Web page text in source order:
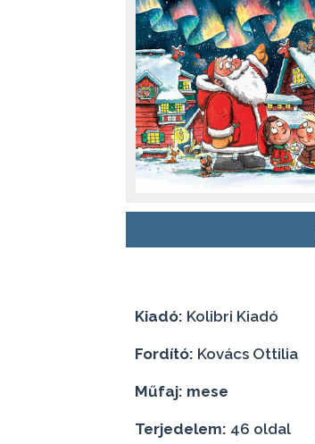
Kiadó: Kolibri Kiadó
Fordító: Kovács Ottilia
Műfaj: mese
Terjedelem: 46 oldal